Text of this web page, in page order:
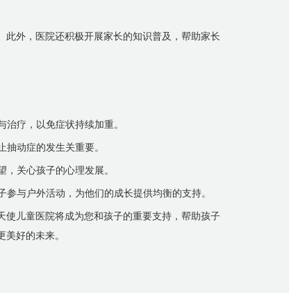
外，医院还积极开展家长的知识普及，帮助家长
疗，以免症状持续加重。
动症的发生关重要。
关心孩子的心理发展。
与户外活动，为他们的成长提供均衡的支持。
儿童医院将成为您和孩子的重要支持，帮助孩子
好的未来。